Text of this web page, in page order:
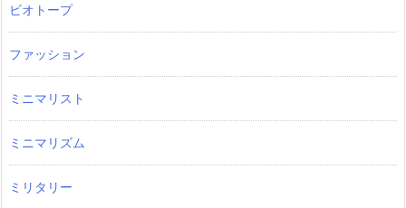
ビオトープ
ファッション
ミニマリスト
ミニマリズム
ミリタリー